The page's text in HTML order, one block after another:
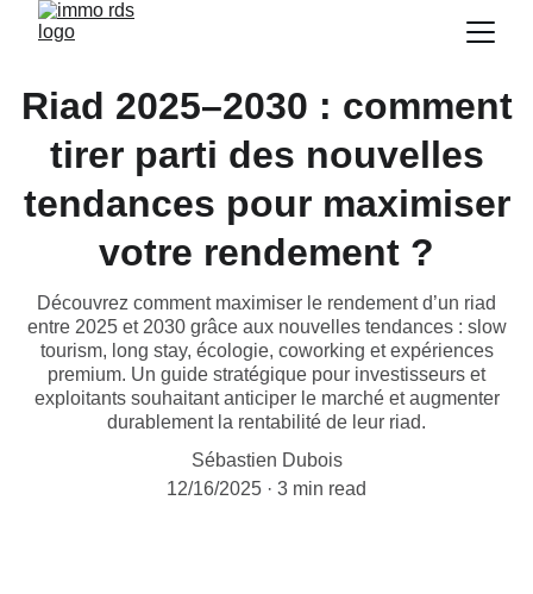
Riad 2025–2030 : comment
tirer parti des nouvelles
tendances pour maximiser
votre rendement ?
Découvrez comment maximiser le rendement d’un riad
entre 2025 et 2030 grâce aux nouvelles tendances : slow
tourism, long stay, écologie, coworking et expériences
premium. Un guide stratégique pour investisseurs et
exploitants souhaitant anticiper le marché et augmenter
durablement la rentabilité de leur riad.
Sébastien Dubois
12/16/2025
3 min read